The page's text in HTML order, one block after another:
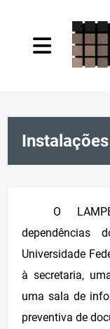
O
Convênios
Publicações
Instalações
O
dependências
Universidade
à secretaria,
uma sala de
preventiva de